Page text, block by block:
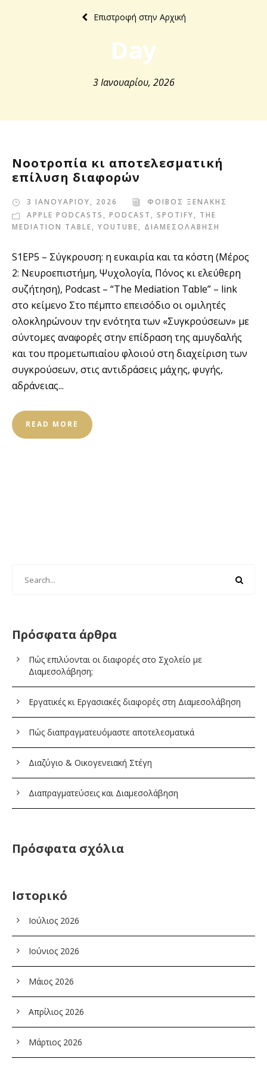
Επιστροφή στην Αρχική
Day
3 Ιανουαρίου, 2026
Νοοτροπία κι αποτελεσματική
επίλυση διαφορών
3 ΙΑΝΟΥΑΡΙΟΥ, 2026
ΦΟΙΒΟΣ ΞΕΝΑΚΗΣ
APPLE PODCASTS , PODCAST , SPOTIFY, THE
MEDIATION TABLE, YOUTUBE, ΔΙΑΜΕΣΟΛΑΒΗΣΗ
S1EP5 – Σύγκρουση: η ευκαιρία και τα κόστη (Μέρος
2: Νευροεπιστήμη, Ψυχολογία, Πόνος κι ελεύθερη
συζήτηση), Podcast – “The Mediation Tαble” – link
στο κείμενο Στο πέμπτο επεισόδιο οι ομιλητές
ολοκληρώνουν την ενότητα των «Συγκρούσεων» με
σύντομες αναφορές στην επίδραση της αμυγδαλής
και του προμετωπιαίου φλοιού στη διαχείριση των
συγκρούσεων, στις αντιδράσεις μάχης, φυγής,
αδράνειας...
READ MORE
Πρόσφατα άρθρα
Πώς επιλύονται οι διαφορές στο Σχολείο με
Διαμεσολάβηση;
Εργατικές κι Εργασιακές διαφορές στη Διαμεσολάβηση
Πώς διαπραγματευόμαστε αποτελεσματικά
Διαζύγιο & Οικογενειακή Στέγη
Διαπραγματεύσεις και Διαμεσολάβηση
Πρόσφατα σχόλια
Ιστορικό
Ιούλιος 2026
Ιούνιος 2026
Μάιος 2026
Απρίλιος 2026
Μάρτιος 2026